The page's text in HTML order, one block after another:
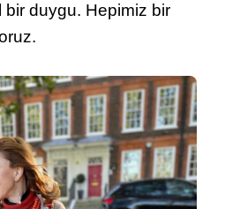
duygu. Hepimiz bir